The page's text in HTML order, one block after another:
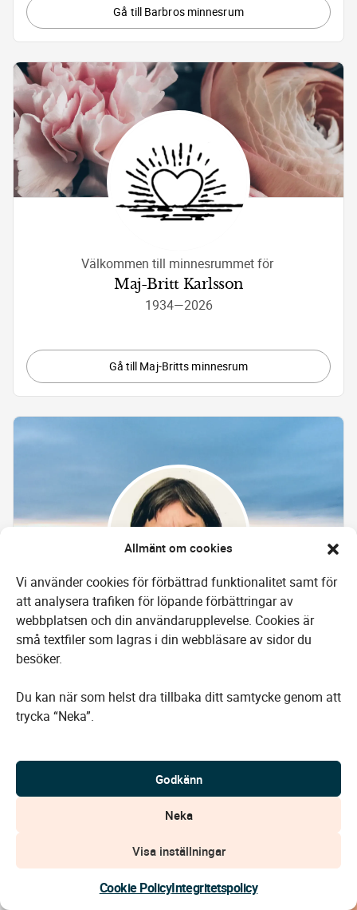
Allmänt om cookies
Vi använder cookies för förbättrad funktionalitet samt för
att analysera trafiken för löpande förbättringar av
webbplatsen och din användarupplevelse. Cookies är
små textfiler som lagras i din webbläsare av sidor du
besöker.
Du kan när som helst dra tillbaka ditt samtycke genom att
trycka “Neka”.
Godkänn
Neka
Visa inställningar
Cookie PolicyIntegritetspolicy
Gå till Barbros minnesrum
Välkommen till minnesrummet för
Maj-Britt Karlsson
1934—2026
Gå till Maj-Britts minnesrum
Välkommen till minnesrummet för
Björn Arfwidson
Kontakta oss